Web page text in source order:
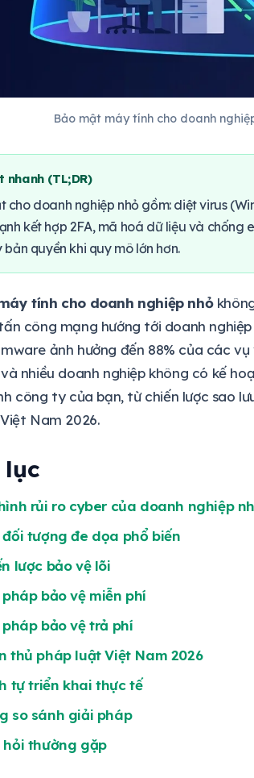
Bảo mật máy tính cho doanh
nhanh (TL;DR)
cho doanh nghiệp nhỏ gồm: diệt virus
kết hợp 2FA, mã hoá dữ liệu và
bản quyền khi quy mô lớn hơn.
tính cho doanh nghiệp nhỏ
công mạng hướng tới doanh
ảnh hưởng đến 88% của các
nhiều doanh nghiệp không có kế
công ty của bạn, từ chiến lược sao
Nam 2026.
lục
rủi ro cyber của doanh nghiệp
đối tượng đe dọa phổ biến
lược bảo vệ lõi
pháp bảo vệ miễn phí
pháp bảo vệ trả phí
thủ pháp luật Việt Nam 2026
tự triển khai thực tế
so sánh giải pháp
hỏi thường gặp